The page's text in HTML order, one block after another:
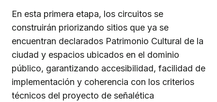
En esta primera etapa, los circuitos se
construirán priorizando sitios que ya se
encuentran declarados Patrimonio Cultural de la
ciudad y espacios ubicados en el dominio
público, garantizando accesibilidad, facilidad de
implementación y coherencia con los criterios
técnicos del proyecto de señalética